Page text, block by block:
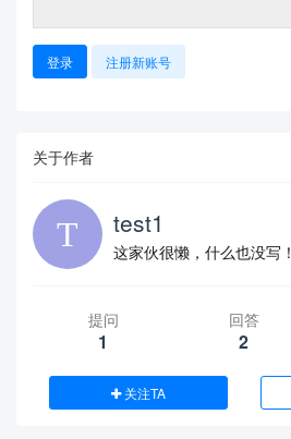
ption:
登录 注册新账号
关于作者
test1
这家伙很懒，什么也没写！
提问
1
回答
2
关注TA